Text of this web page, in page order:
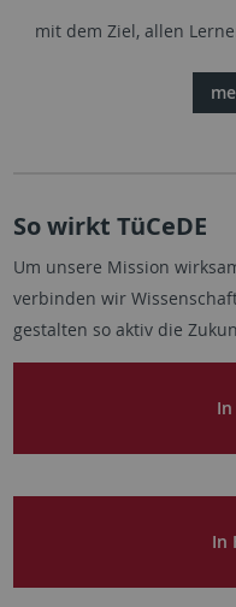
mit dem Ziel, allen
So wirkt TüCeDE
Um unsere Mission
verbinden wir
gestalten so aktivdie
In